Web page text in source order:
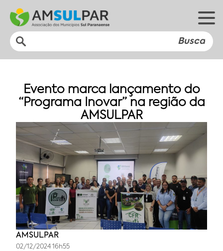
Evento marca lançamento do
“Programa Inovar” na região da
AMSULPAR
AMSULPAR
02/12/2024 16h55